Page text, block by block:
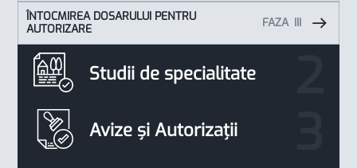
FAZA
ÎNTOCMIREA DOSARULUI PENTRU
AUTORIZARE
Studii de specialitate
Avize și Autorizații